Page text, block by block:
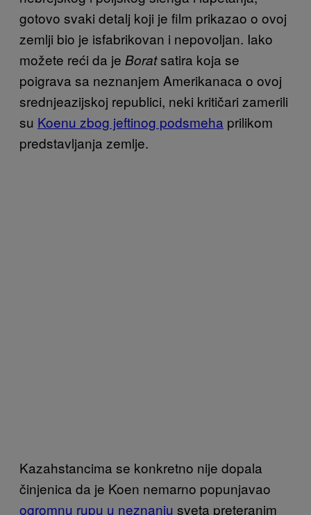
gotovo svaki detalj koji je film prikazao o ovoj
zemlji bio je isfabrikovan i nepovoljan. Iako
možete reći da je Boratsatira koja se
poigrava sa neznanjem Amerikanaca o ovoj
srednjeazijskoj republici, neki kritičari zamerili
su Koenu zbog jeftinog podsmeha prilikom
predstavljanja zemlje.
Kazahstancima se konkretno nije dopala
činjenica da je Koen nemarno popunjavao
ogromnu rupu u neznanju sveta preteranim